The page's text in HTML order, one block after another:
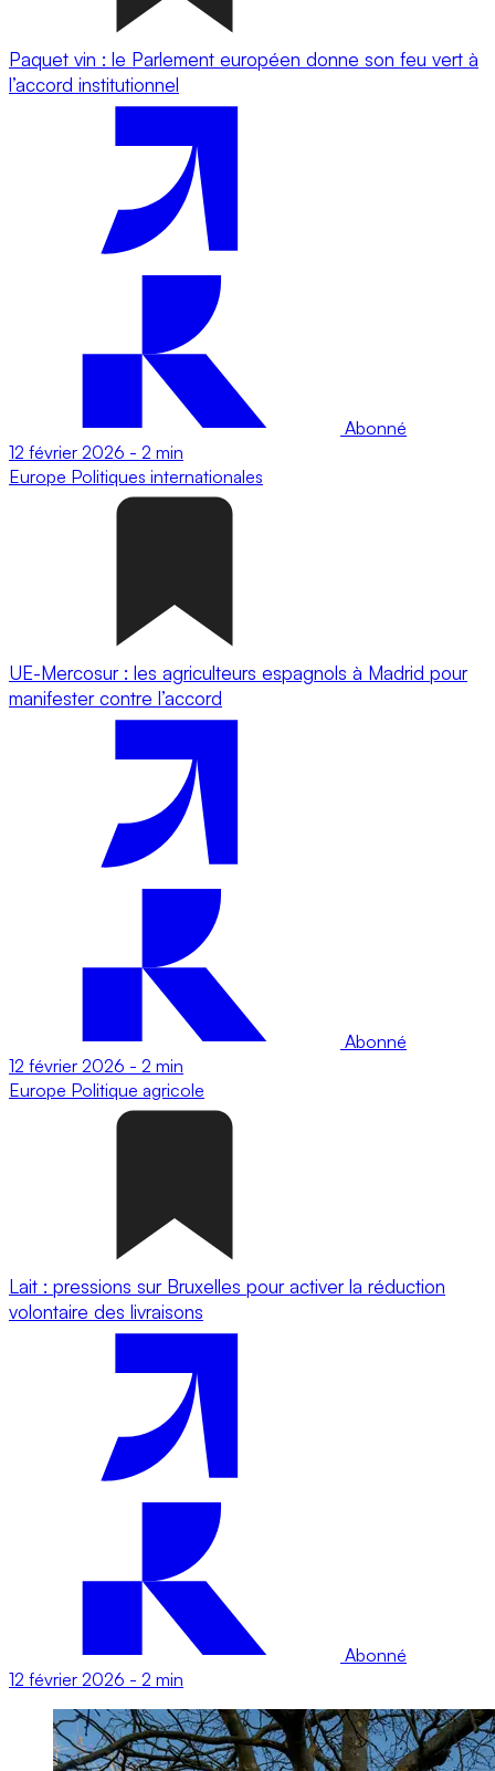
Paquet vin : le Parlement européen donne son feu vert à
l’accord institutionnel
Abonné
12 février 2026 - 2 min
Europe Politiques internationales
UE-Mercosur : les agriculteurs espagnols à Madrid pour
manifester contre l’accord
Abonné
12 février 2026 - 2 min
Europe Politique agricole
Lait : pressions sur Bruxelles pour activer la réduction
volontaire des livraisons
Abonné
12 février 2026 - 2 min